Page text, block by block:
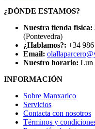
¿DÓNDE ESTAMOS?
Nuestra tienda física:
(Pontevedra)
¿Hablamos?: +34
Email:
Nuestro horario: Lun
INFORMACIÓN
Sobre Manxarico
Servicios
Contacta con nosotros
Términos y